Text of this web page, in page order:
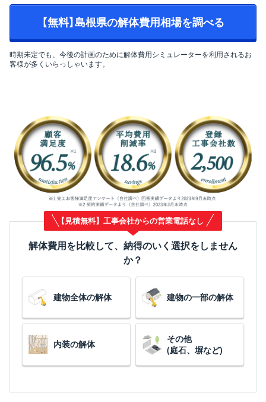
【無料】島根県の解体費用相場を調べる
時期未定でも、今後の計画のために解体費用シミュレーターを利用されるお
客様が多くいらっしゃいます。
【見積無料】工事会社からの営業電話なし
解体費用を比較して、納得のいく選択をしません
か？
建物全体の解体 建物の一部の解体
内装の解体
その他
(庭石、塀など)